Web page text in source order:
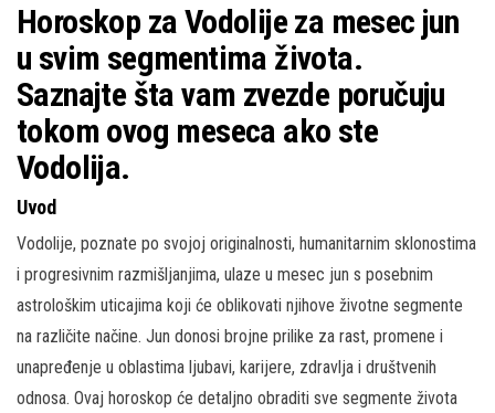
Horoskop za Vodolije za mesec jun
u svim segmentima života.
Saznajte šta vam zvezde poručuju
tokom ovog meseca ako ste
Vodolija.
Uvod
Vodolije, poznate po svojoj originalnosti, humanitarnim sklonostima
i progresivnim razmišljanjima, ulaze u mesec jun s posebnim
astrološkim uticajima koji će oblikovati njihove životne segmente
na različite načine. Jun donosi brojne prilike za rast, promene i
unapređenje u oblastima ljubavi, karijere, zdravlja i društvenih
odnosa. Ovaj horoskop će detaljno obraditi sve segmente života